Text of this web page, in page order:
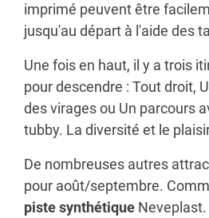
imprimé peuvent être
jusqu'au départ à l'aide des
Une fois en haut, il y a trois
pour descendre : Tout droit,
des virages ou Un parcours
tubby. La diversité et le
De nombreuses autres
pour août/septembre.
piste synthétique Neveplast.